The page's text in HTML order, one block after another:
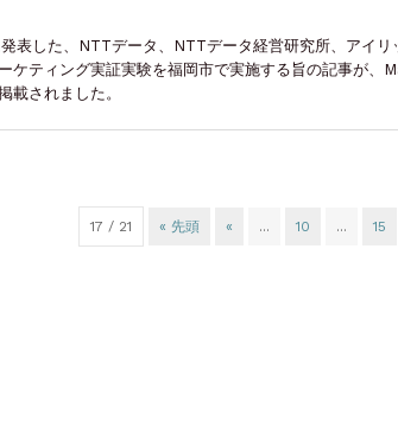
表した、NTTデータ、NTTデータ経営研究所、アイ
ケティング実証実験を福岡市で実施する旨の記事が
載されました。
17 / 21 « 先頭 « ... 10 ... 15